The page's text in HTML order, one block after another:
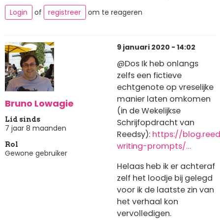
Login of registreer om te reageren
Bruno Lowagie
Lid sinds
7 jaar 8 maanden
Rol
Gewone gebruiker
9 januari 2020 - 14:02
@Dos Ik heb onlangs
zelfs een fictieve
echtgenote op vreselijke
manier laten omkomen
(in de Wekelijkse
Schrijfopdracht van
Reedsy): https://
writing-prompts/…
Helaas heb ik er achteraf
zelf het loodje bij gelegd
voor ik de laatste zin van
het verhaal kon
vervolledigen.